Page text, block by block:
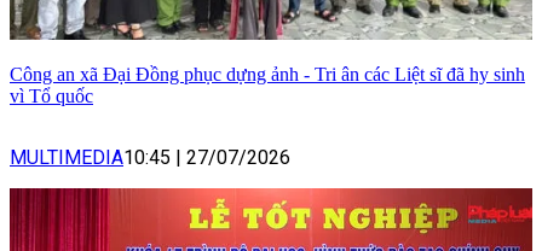
Công an xã Đại Đồng phục dựng ảnh - Tri ân các Liệt sĩ đã hy sinh
vì Tổ quốc
MULTIMEDIA10:45 | 27/07/2026